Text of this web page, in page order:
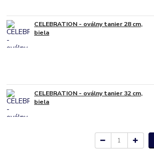
CELEBRATION - oválny tanier 28 cm,
biela
CELEBRATION - oválny tanier 32 cm,
biela